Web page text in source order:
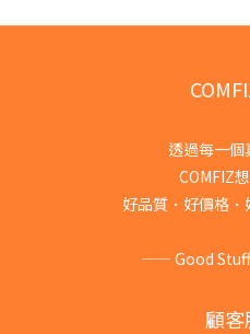
透過每一個
COMFIZ
好品質．好價格
—— Good
顧